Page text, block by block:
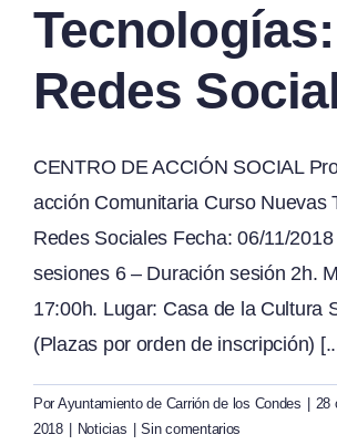
Tecnologías:
Redes
CENTRO DE ACCIÓN SOCIAL
acción Comunitaria Curso Nuevas
Redes Sociales Fecha: 06/11/2018
sesiones 6 – Duración sesión 2h.
17:00h. Lugar: Casa de la Cultura
(Plazas por orden de inscripción)
Por Ayuntamiento de Carrión de los Condes
28
2018
Noticias
Sin comentarios